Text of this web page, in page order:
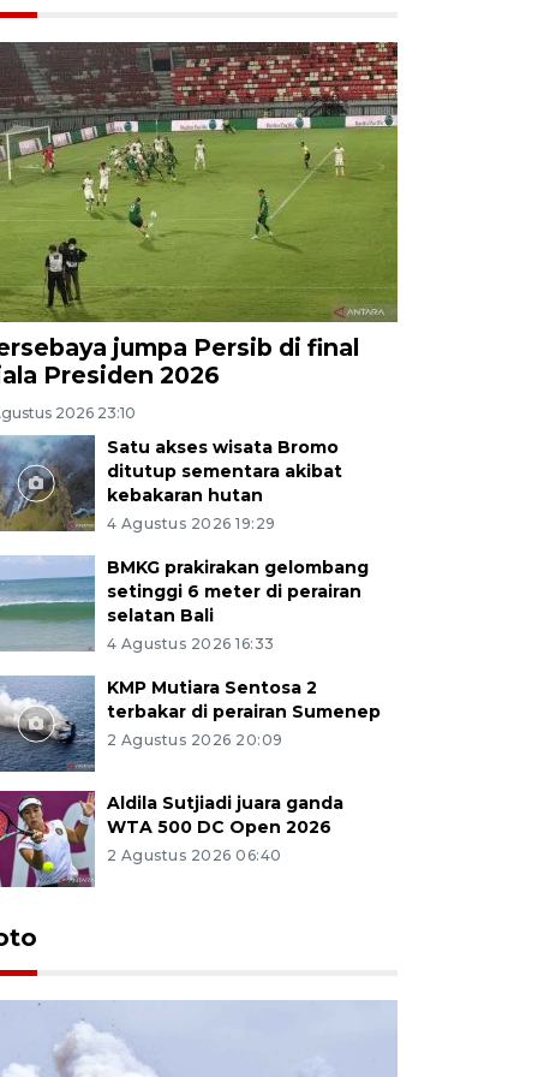
jumpa Persib di final
Presiden 2026
2026 23:10
Satu akses wisata Bromo
ditutup sementara akibat
kebakaran hutan
4 Agustus 2026 19:29
BMKG prakirakan gelombang
setinggi 6 meter di perairan
selatan Bali
4 Agustus 2026 16:33
KMP Mutiara Sentosa 2
terbakar di perairan Sumenep
2 Agustus 2026 20:09
Aldila Sutjiadi juara ganda
WTA 500 DC Open 2026
2 Agustus 2026 06:40